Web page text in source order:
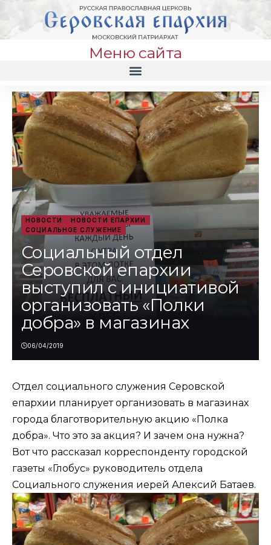
Меню сайта
НОВОСТИ
НОВОСТИ ЕПАРХИИ
СОЦИАЛЬНОЕ СЛУЖЕНИЕ
Социальный отдел
Серовской епархии
выступил с инициативой
организовать «Полки
добра» в магазинах
06/04/2019
Отдел социального служения Серовской
епархии планирует организовать в магазинах
города благотворительную акцию «Полка
добра». Что это за акция? И зачем она нужна?
Вот что рассказал корреспонденту городской
газеты «Глобус» руководитель отдела
Социального служения иерей Алексий Батаев.